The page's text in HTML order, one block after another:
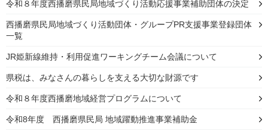
令和８年度西播磨県民局地域づくり活動応援事業補助団体の決定
西播磨県民局地域づくり活動団体・グループPR支援事業登録団体
一覧
JR姫新線維持・利用促進ワーキングチーム会議について
県税は、みなさんの暮らしを支える大切な財源です
令和８年度西播磨地域経営プログラムについて
令和8年度 西播磨県民局 地域躍動推進事業補助金